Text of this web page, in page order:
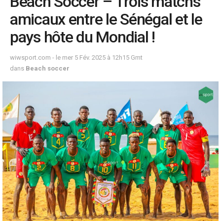
amicaux entre le Sénégal et le
pays hôte du Mondial !
wiwsport.com - le mer 5 Fév. 2025 à 12h15 Gmt
dans Beach soccer